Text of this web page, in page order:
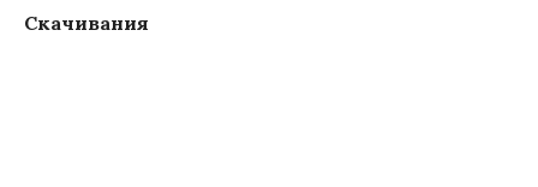
Скачивания